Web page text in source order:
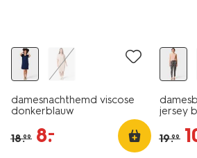
damesnachthemd viscose
donkerblauw
18.99 8.
–
jersey
19.99